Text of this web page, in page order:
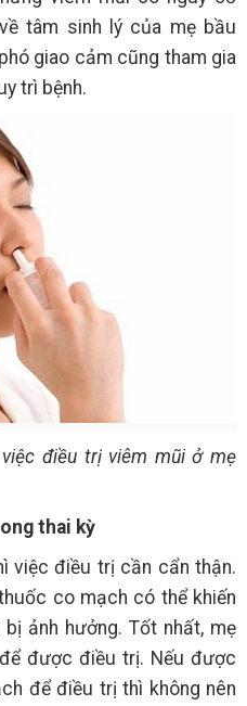
tâm sinh lý của mẹ bầu
giao cảm cũng tham gia
trì bệnh.
điều trị viêm mũi ở mẹ
thai kỳ
việc điều trị cần cẩn thận.
co mạch có thể khiến
ảnh hưởng. Tốt nhất, mẹ
được điều trị. Nếu được
để điều trị thì không nên